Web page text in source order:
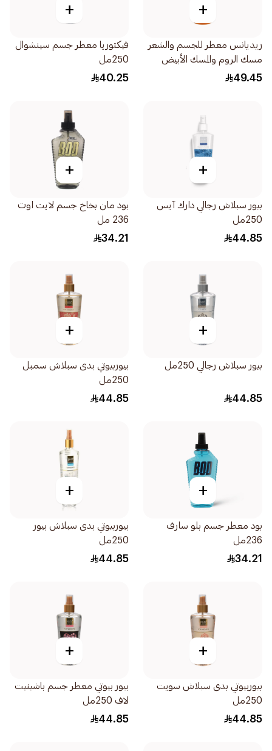
+
ريديانس معطر للجسم والشعر
مسك الروم والمسك الأبيض
150مل
49.45
+
فيكتوريا معطر جسم سينشوال
250مل
40.25
+
بيور سبلاش رجالي دارك آيس
250مل
44.85
+
بود مان بخاخ جسم لايت اوت
236 مل
34.21
+
بيور سبلاش رجالي 250مل
44.85
+
بيوربيوتي بدى سبلاش سمبل
250مل
44.85
+
بود معطر جسم بلو سارف
236مل
34.21
+
بيوربيوتي بدى سبلاش بيور
250مل
44.85
+
بيوربيوتي بدى سبلاش سويت
250مل
44.85
+
بيور بيوتي معطر جسم باشينيت
لاف 250مل
44.85